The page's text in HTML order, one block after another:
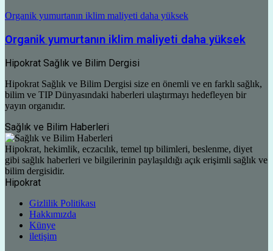
Organik yumurtanın iklim maliyeti daha yüksek
Organik yumurtanın iklim maliyeti daha yüksek
Hipokrat Sağlık ve Bilim Dergisi
Hipokrat Sağlık ve Bilim Dergisi size en önemli ve en farklı sağlık,
bilim ve TIP Dünyasındaki haberleri ulaştırmayı hedefleyen bir
yayın organıdır.
Sağlık ve Bilim Haberleri
Hipokrat, hekimlik, eczacılık, temel tıp bilimleri, beslenme, diyet
gibi sağlık haberleri ve bilgilerinin paylaşıldığı açık erişimli sağlık ve
bilim dergisidir.
Hipokrat
Gizlilik Politikası
Hakkımızda
Künye
iletişim